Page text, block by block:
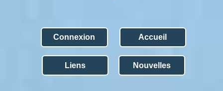
Connexion Accueil
Liens Nouvelles